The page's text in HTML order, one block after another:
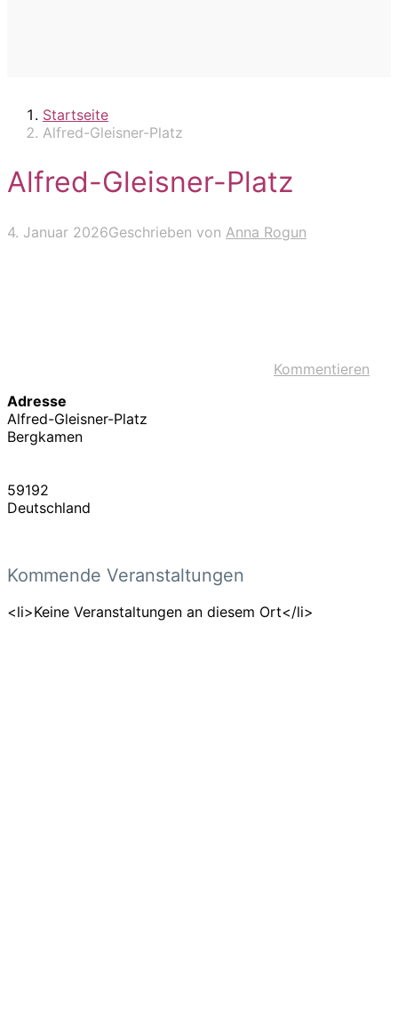
Startseite
Alfred-Gleisner-Platz
Alfred-Gleisner-Platz
4. Januar 2026Geschrieben von Anna Rogun
Kommentieren
Adresse
Alfred-Gleisner-Platz
Bergkamen
59192
Deutschland
Kommende Veranstaltungen
<li>Keine Veranstaltungen an diesem Ort</li>